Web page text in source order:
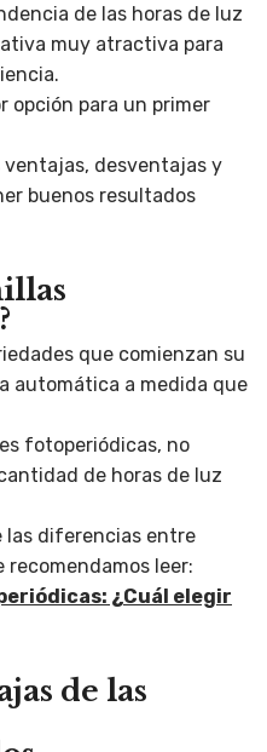
de las horas de luz
muy atractiva para
opción para un primer
ventajas, desventajas y
buenos resultados
que comienzan su
automática a medida que
fotoperiódicas, no
de horas de luz
las diferencias entre
leer:
¿Cuál elegir
de las